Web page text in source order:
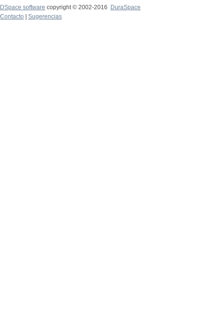
DSpace software copyright © 2002-2016
DuraSpace
Contacto
Sugerencias